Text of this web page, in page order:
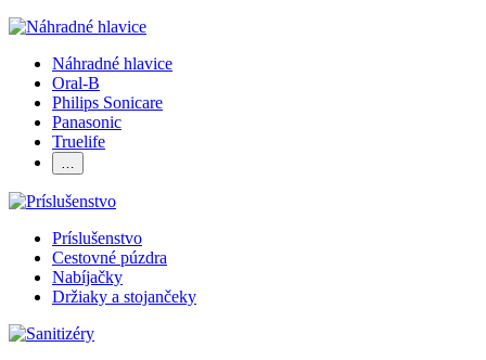
Náhradné hlavice
Oral-B
Philips Sonicare
Panasonic
Truelife
…
Príslušenstvo
Cestovné púzdra
Nabíjačky
Držiaky a stojančeky